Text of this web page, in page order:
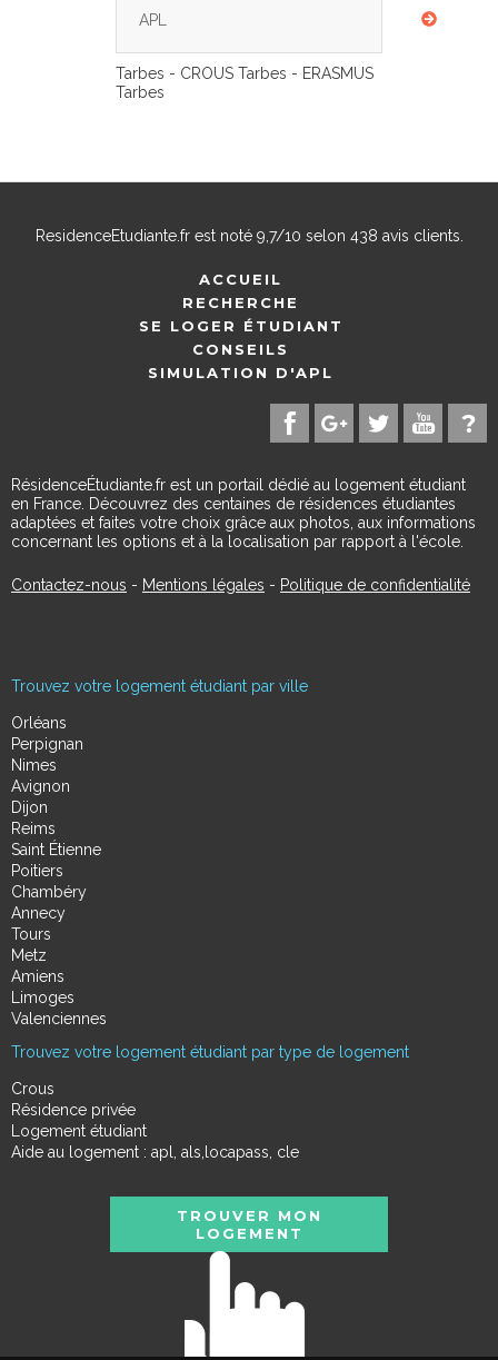
APL
Tarbes - CROUS Tarbes - ERASMUS
Tarbes
ResidenceEtudiante.frest noté 9,7/10 selon 438 avis clients.
ACCUEIL
RECHERCHE
SE LOGER ÉTUDIANT
CONSEILS
SIMULATION D'APL
RésidenceÉtudiante.fr est un portail dédié au logement étudiant
en France. Découvrez des centaines de résidences étudiantes
adaptées et faites votre choix grâce aux photos, aux informations
concernant les options et à la localisation par rapport à l'école.
Contactez-nous - Mentions légales - Politique de confidentialité
Trouvez votre logement étudiant par ville
Orléans
Perpignan
Nimes
Avignon
Dijon
Reims
Saint Étienne
Poitiers
Chambéry
Annecy
Tours
Metz
Amiens
Limoges
Valenciennes
Trouvez votre logement étudiant par type de logement
Crous
Résidence privée
Logement étudiant
Aide au logement : apl, als,locapass, cle
TROUVER MON
LOGEMENT